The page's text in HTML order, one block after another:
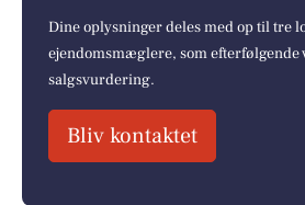
Dine oplysninger deles med op til tre
ejendomsmæglere, som efterfølgende
salgsvurdering.
Bliv kontaktet